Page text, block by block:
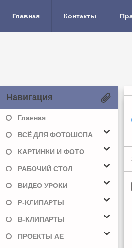
Главная Контакты
Навигация
Главная
ВСЁ ДЛЯ ФОТОШОПА
КАРТИНКИ И ФОТО
РАБОЧИЙ СТОЛ
ВИДЕО УРОКИ
Р-КЛИПАРТЫ
В-КЛИПАРТЫ
ПРОЕКТЫ AE